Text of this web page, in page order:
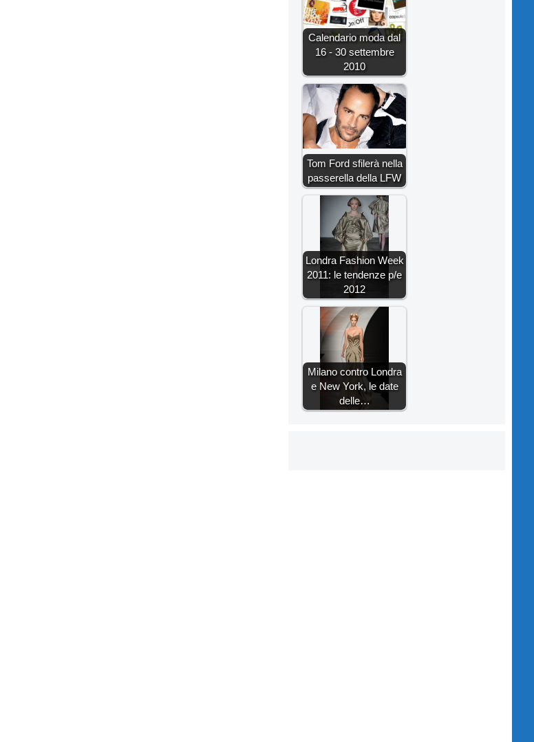
Calendario moda dal
16 - 30 settembre
2010
Tom Ford sfilerà nella
passerella della LFW
Londra Fashion Week
2011: le tendenze p/e
2012
Milano contro Londra
e New York, le date
delle…